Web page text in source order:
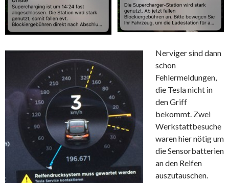
Nerviger sind dann
schon
Fehlermeldungen,
die Tesla nicht in
den Griff
bekommt. Zwei
Werkstattbesuche
waren hier nötig um
die Sensorbatterien
an den Reifen
auszutauschen.